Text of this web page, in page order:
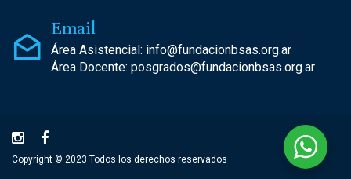
Email
Área Asistencial: info@fundacionbsas.org.ar
Área Docente: posgrados@fundacionbsas.org.ar
Copyright © 2023 Todos los derechos reservados